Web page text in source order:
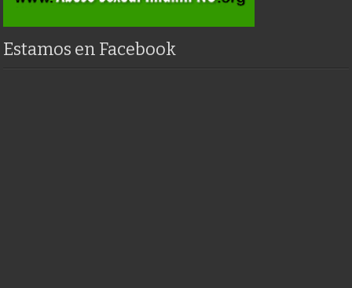
Estamos en Facebook